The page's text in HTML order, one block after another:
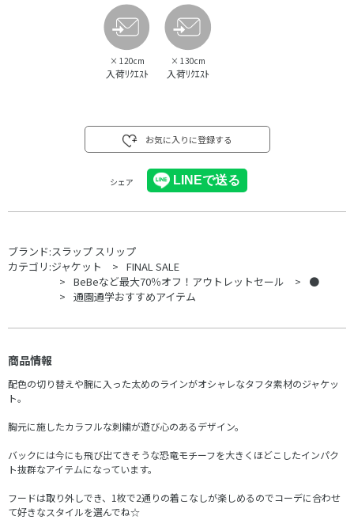
× 120cm
入荷ﾘｸｴｽﾄ
× 130cm
入荷ﾘｸｴｽﾄ
お気に入りに登録する
シェア
ブランド:スラップ スリップ
カテゴリ:ジャケット
FINAL SALE
BeBeなど最大70％オフ！アウトレットセール
●
通園通学おすすめアイテム
商品情報
配色の切り替えや腕に入った太めのラインがオシャレなタフタ素材のジャケッ
ト。
胸元に施したカラフルな刺繍が遊び心のあるデザイン。
バックには今にも飛び出てきそうな恐竜モチーフを大きくほどこしたインパク
ト抜群なアイテムになっています。
フードは取り外しでき、1枚で2通りの着こなしが楽しめるのでコーデに合わせ
て好きなスタイルを選んでね☆